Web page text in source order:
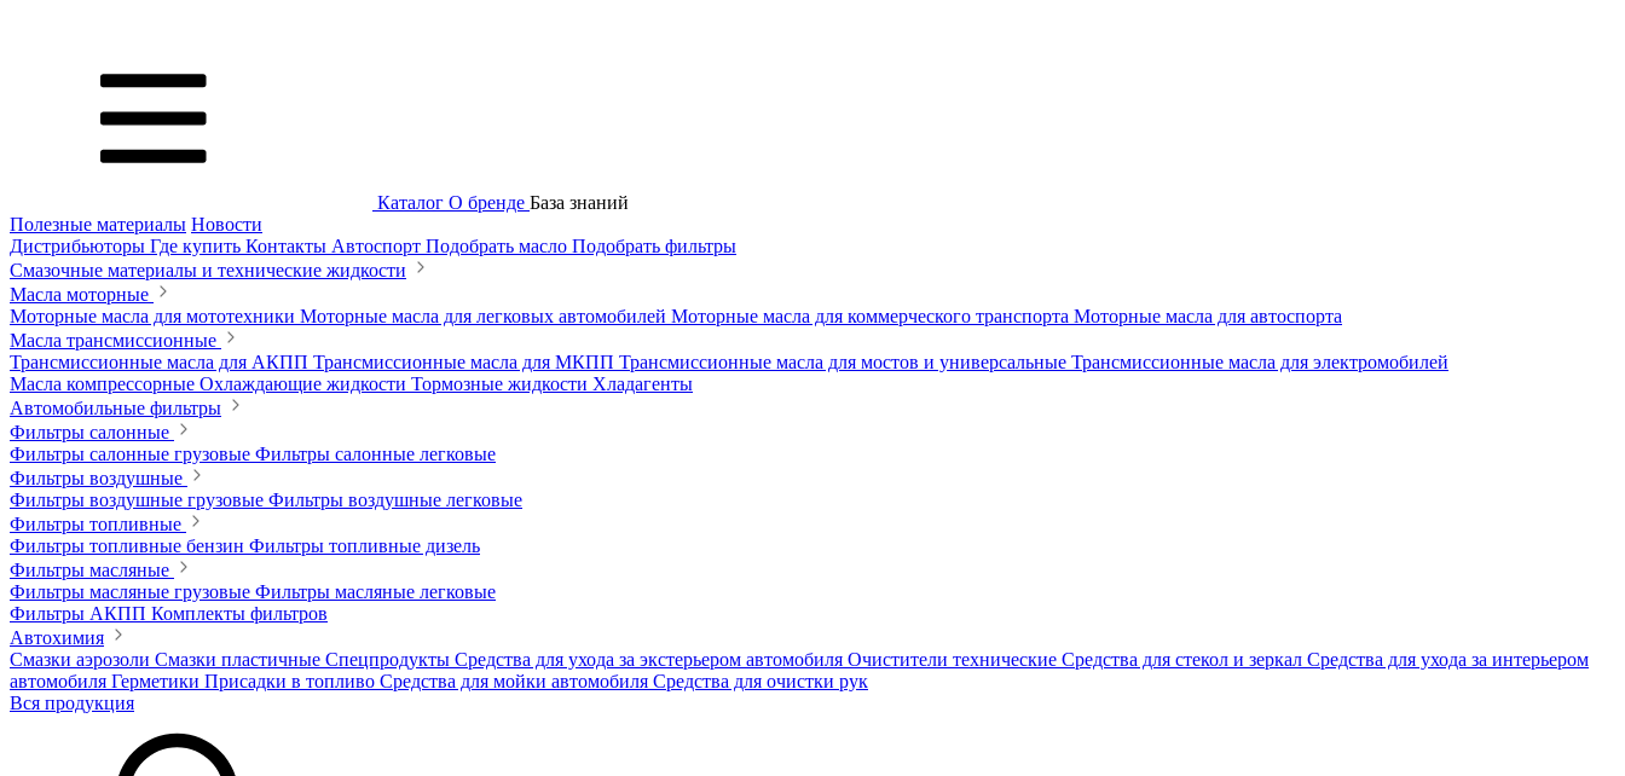
Каталог О бренде База знаний
Полезные материалы Новости
Дистрибьюторы Где купить Контакты Автоспорт Подобрать масло Подобрать фильтры
Смазочные материалы и технические жидкости
Масла моторные
Моторные масла для мототехники Моторные масла для легковых автомобилей Моторные масла для коммерческого транспорта Моторные масла для автоспорта
Масла трансмиссионные
Трансмиссионные масла для АКПП Трансмиссионные масла для МКПП Трансмиссионные масла для мостов и универсальные Трансмиссионные масла для электромобилей
Масла компрессорные Охлаждающие жидкости Тормозные жидкости Хладагенты
Автомобильные фильтры
Фильтры салонные
Фильтры салонные грузовые Фильтры салонные легковые
Фильтры воздушные
Фильтры воздушные грузовые Фильтры воздушные легковые
Фильтры топливные
Фильтры топливные бензин Фильтры топливные дизель
Фильтры масляные
Фильтры масляные грузовые Фильтры масляные легковые
Фильтры АКПП Комплекты фильтров
Автохимия
Смазки аэрозоли Смазки пластичные Спецпродукты Средства для ухода за экстерьером автомобиля Очистители технические Средства для стекол и зеркал Средства для ухода за интерьером
автомобиля Герметики Присадки в топливо Средства для мойки автомобиля Средства для очистки рук
Вся продукция